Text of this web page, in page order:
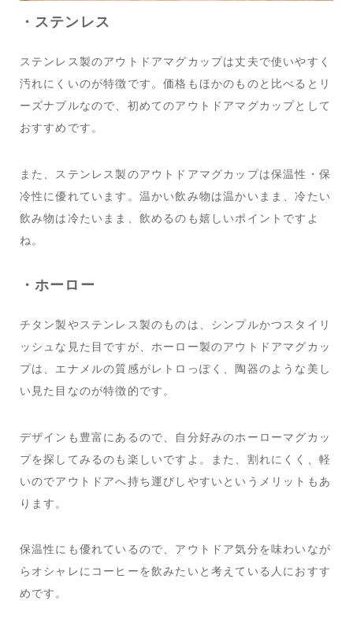
・ステンレス
ステンレス製のアウトドアマグカップは丈夫で使いやすく
汚れにくいのが特徴です。価格もほかのものと比べるとリ
ーズナブルなので、初めてのアウトドアマグカップとして
おすすめです。
また、ステンレス製のアウトドアマグカップは保温性・保
冷性に優れています。温かい飲み物は温かいまま、冷たい
飲み物は冷たいまま、飲めるのも嬉しいポイントですよ
ね。
・ホーロー
チタン製やステンレス製のものは、シンプルかつスタイリ
ッシュな見た目ですが、ホーロー製のアウトドアマグカッ
プは、エナメルの質感がレトロっぽく、陶器のような美し
い見た目なのが特徴的です。
デザインも豊富にあるので、自分好みのホーローマグカッ
プを探してみるのも楽しいですよ。また、割れにくく、軽
いのでアウトドアへ持ち運びしやすいというメリットもあ
ります。
保温性にも優れているので、アウトドア気分を味わいなが
らオシャレにコーヒーを飲みたいと考えている人におすす
めです。